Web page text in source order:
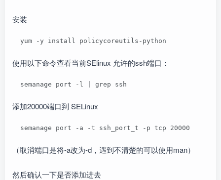
安装
  yum -y install policycoreutils-python
使用以下命令查看当前SElinux 允许的ssh端口：
  semanage port -l | grep ssh
添加20000端口到 SELinux
  semanage port -a -t ssh_port_t -p tcp 20000
（取消端口是将-a改为-d，遇到不清楚的可以使用man）
然后确认一下是否添加进去